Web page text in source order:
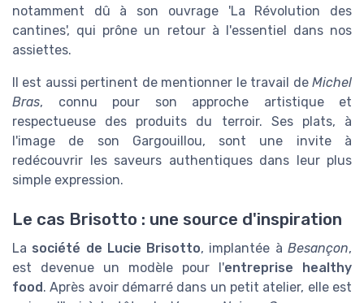
notamment dû à son ouvrage 'La Révolution des
cantines', qui prône un retour à l'essentiel dans nos
assiettes.
Il est aussi pertinent de mentionner le travail de Michel
Bras, connu pour son approche artistique et
respectueuse des produits du terroir. Ses plats, à
l'image de son Gargouillou, sont une invite à
redécouvrir les saveurs authentiques dans leur plus
simple expression.
Le cas Brisotto : une source d'inspiration
La société de Lucie Brisotto, implantée àBesançon,
est devenue un modèle pour l'entreprise healthy
food . Après avoir démarré dans un petit atelier, elle est